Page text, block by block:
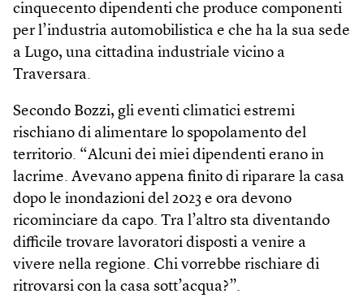
cinquecento dipendenti che produce componenti
per l’industria automobilistica e che ha la sua sede
a Lugo, una cittadina industriale vicino a
Traversara.
Secondo Bozzi, gli eventi climatici estremi
rischiano di alimentare lo spopolamento del
territorio. “Alcuni dei miei dipendenti erano in
lacrime. Avevano appena finito di riparare la casa
dopo le inondazioni del 2023 e ora devono
ricominciare da capo. Tra l’altro sta diventando
difficile trovare lavoratori disposti a venire a
vivere nella regione. Chi vorrebbe rischiare di
ritrovarsi con la casa sott’acqua?”.